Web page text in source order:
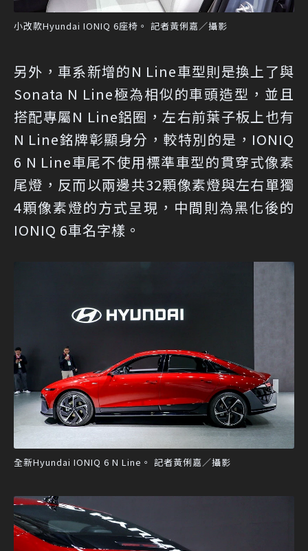
小改款Hyundai IONIQ 6座椅。 記者黃俐嘉／攝影
另外，車系新增的N Line車型則是換上了與
Sonata N Line極為相似的車頭造型，並且
搭配專屬N Line鋁圈，左右前葉子板上也有
N Line銘牌彰顯身分，較特別的是，IONIQ
6 N Line車尾不使用標準車型的貫穿式像素
尾燈，反而以兩邊共32顆像素燈與左右單獨
4顆像素燈的方式呈現，中間則為黑化後的
IONIQ 6車名字樣。
全新Hyundai IONIQ 6 N Line。 記者黃俐嘉／攝影